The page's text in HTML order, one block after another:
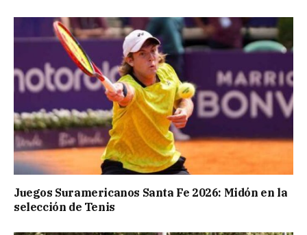
Juegos Suramericanos Santa Fe 2026: Midón en la
selección de Tenis